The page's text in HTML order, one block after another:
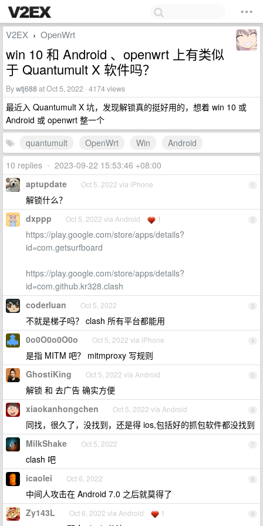
V2EX › OpenWrt
win 10 和 Android 、openwrt 上有类似
于 Quantumult X 软件吗？
Bywtj688at Oct 5, 2022 · 4174 views
最近入 Quantumult X 坑，发现解锁真的挺好用的，想着 win 10 或
Android 或 openwrt 整一个
quantumult
OpenWrt Win
Android
10 replies • 2023-09-22 15:53:46 +08:00
1
aptupdate Oct 5, 2022 via iPhone
解锁什么？
2
dxppp Oct 5, 2022 via Android 1
https://play.google.com/store/apps/details?
id=com.getsurfboard
https://play.google.com/store/apps/details?
id=com.github.kr328.clash
3
coderluan Oct 5, 2022
不就是梯子吗？ clash 所有平台都能用
4
0o0O0o0O0o Oct 5, 2022 via iPhone
是指 MITM 吧？ mitmproxy 写规则
5
GhostiKing Oct 5, 2022 via Android
解锁 和 去广告 确实方便
6
xiaokanhongchen Oct 5, 2022 via Android
同找，很久了，没找到，还是得 ios,包括好的抓包软件都没找到
7
MilkShake Oct 5, 2022
clash 吧
8
icaolei Oct 6, 2022
中间人攻击在 Android 7.0 之后就莫得了
9
Zy143L Oct 6, 2022 via Android 1